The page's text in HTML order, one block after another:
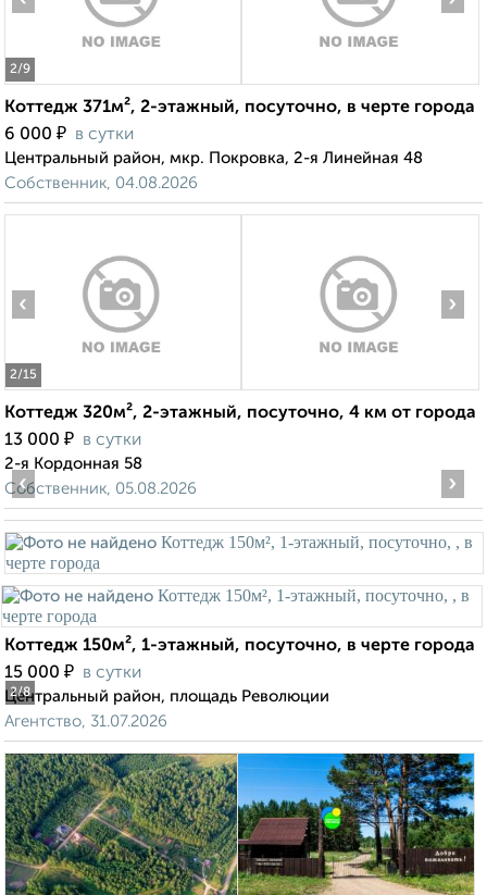
2/9
Коттедж 371м², 2-этажный, посуточно, в черте города
6 000 ₽ в сутки
Центральный район, мкр. Покровка, 2-я Линейная 48
Собственник, 04.08.2026
2/15
‹ ›
Коттедж 320м², 2-этажный, посуточно, 4 км от города
13 000 ₽ в сутки
2-я Кордонная 58
Собственник, 05.08.2026
2/8
‹ ›
Коттедж 150м², 1-этажный, посуточно, в черте города
15 000 ₽ в сутки
Центральный район, площадь Революции
Агентство, 31.07.2026